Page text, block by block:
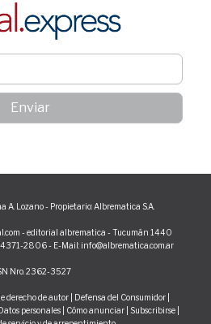
A. Lozano - Propietario: Albrematica S.A.
- editorial albrematica - Tucumán 1440
4371-2806 - E-Mail: info@albrematica.com.ar
Nro. 2362-3527
derecho de autor Defensa del Consumidor
Datos personales| Cómo anunciar| Subscribirse